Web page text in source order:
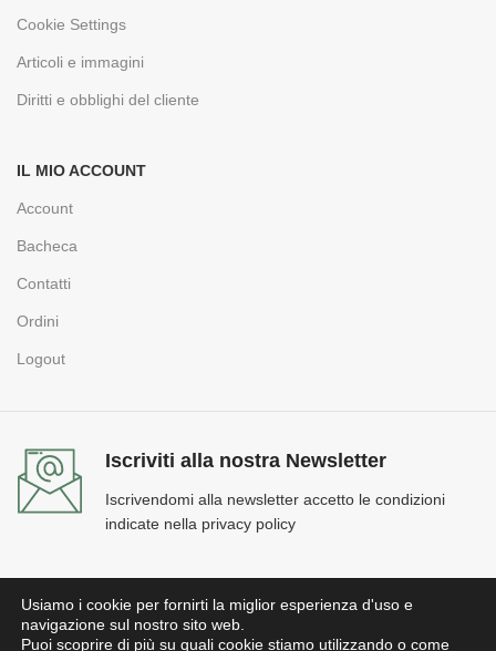
Cookie Settings
Articoli e immagini
Diritti e obblighi del cliente
IL MIO ACCOUNT
Account
Bacheca
Contatti
Ordini
Logout
Iscriviti alla nostra Newsletter
Iscrivendomi alla newsletter accetto le condizioni
indicate nella privacy policy
Usiamo i cookie per fornirti la miglior esperienza d'uso e
navigazione sul nostro sito web.
Puoi scoprire di più su quali cookie stiamo utilizzando o come